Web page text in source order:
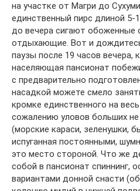
на участке от Магри до
единственный пирс длиной 5-
до вечера сигают обоженные
отдыхающие. Вот и
паузы после 19 часов вечера,
населяющая пансионат
с предварительно
насадкой можете смело
кромке единственного на
сожалению уловов больших
(морские караси, зеленушки,
испуганная постоянными,
это место стороной. Что же
собой в пансионат спиннинг,
вариантами донной снасти